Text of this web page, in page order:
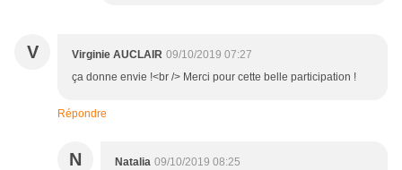
V Virginie AUCLAIR 09/10/2019 07:27
ça donne envie !<br /> Merci pour cette belle participation !
Répondre
N Natalia 09/10/2019 08:25